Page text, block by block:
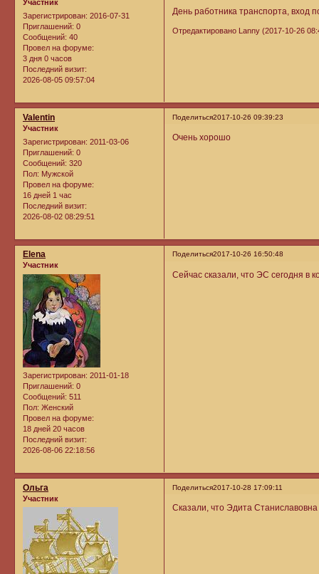
Участник
Зарегистрирован: 2016-07-31
Приглашений: 0
Сообщений: 40
Провел на форуме:
3 дня 0 часов
Последний визит:
2026-08-05 09:57:04
День работника транспорта, вход
Отредактировано Lanny (2017-10-26
Поделиться2017-10-26 09:39:23
Valentin
Участник
Зарегистрирован: 2011-03-06
Приглашений: 0
Сообщений: 320
Пол: Мужской
Провел на форуме:
16 дней 1 час
Последний визит:
2026-08-02 08:29:51
Очень хорошо
Поделиться2017-10-26 16:50:48
Elena
Участник
Зарегистрирован: 2011-01-18
Приглашений: 0
Сообщений: 511
Пол: Женский
Провел на форуме:
18 дней 20 часов
Последний визит:
2026-08-06 22:18:56
Сейчас сказали, что ЭС сегодня в
Поделиться2017-10-28 17:09:11
Ольга
Участник
Сказали, что Эдита